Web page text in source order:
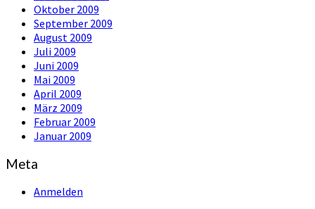
Oktober 2009
September 2009
August 2009
Juli 2009
Juni 2009
Mai 2009
April 2009
März 2009
Februar 2009
Januar 2009
Meta
Anmelden